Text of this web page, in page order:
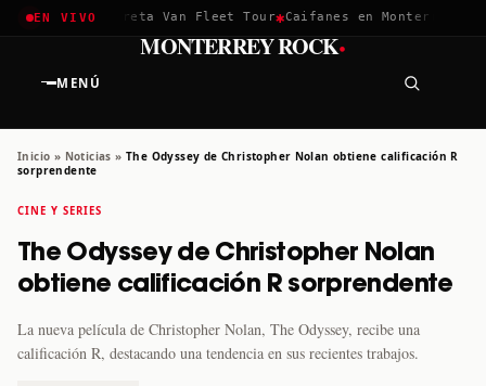
EN VIVO
2026✱ Greta Van Fleet Tour✱ Caifanes en Monterrey · 12
MENÚ
MONTERREY ROCK·
Inicio » Noticias » The Odyssey de Christopher Nolan obtiene calificación R
sorprendente
CINE Y SERIES
The Odyssey de Christopher Nolan
obtiene calificación R sorprendente
La nueva película de Christopher Nolan, The Odyssey, recibe una
calificación R, destacando una tendencia en sus recientes trabajos.